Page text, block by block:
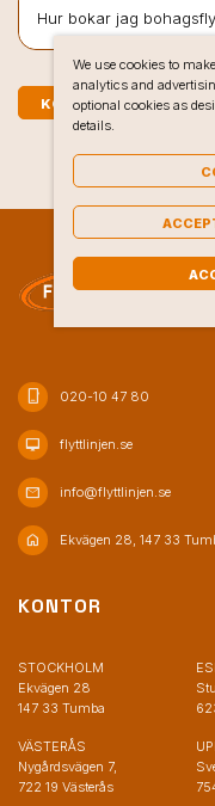
Hur bokar jag
KOSTNADSFRI OFFERT
phone_iphone 020-10 47 80
desktop_mac flyttlinjen.se
mail info@flyttlinjen.se
home Ekvägen 28, 147 33
KONTOR
STOCKHOLM
Ekvägen 28
147 33 Tumba
VÄSTERÅS
Nygårdsvägen 7,
722 19 Västerås
We use cookies to
analytics and
optional cookies as
details.